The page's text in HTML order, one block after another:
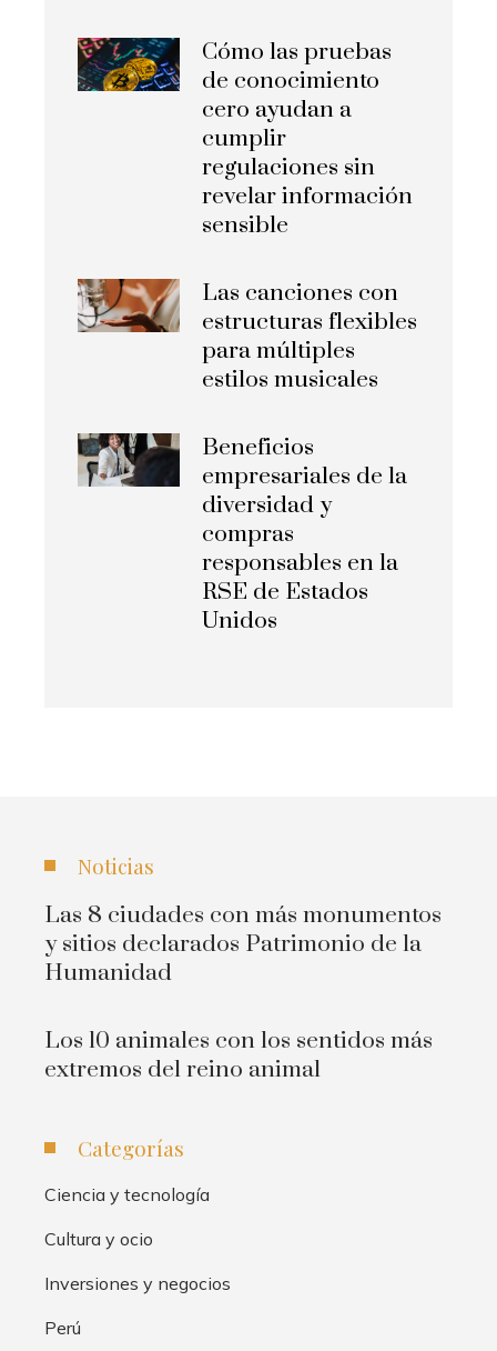
Cómo las pruebas
de conocimiento
cero ayudan a
cumplir
regulaciones sin
revelar información
sensible
Las canciones con
estructuras flexibles
para múltiples
estilos musicales
Beneficios
empresariales de la
diversidad y
compras
responsables en la
RSE de Estados
Unidos
Noticias
Las 8 ciudades con más monumentos
y sitios declarados Patrimonio de la
Humanidad
Los 10 animales con los sentidos más
extremos del reino animal
Categorías
Ciencia y tecnología
Cultura y ocio
Inversiones y negocios
Perú